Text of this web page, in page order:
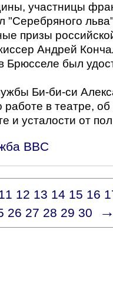
участницы
"Серебряного
призы
Андрей
Брюсселе был
Би-би-си
в театре,
и усталости от
BBC
12 13 14 15 16
26 27 28 29 30